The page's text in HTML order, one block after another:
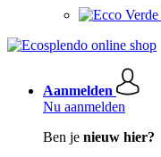
Aanmelden
Nu aanmelden
Ben je nieuw hier?